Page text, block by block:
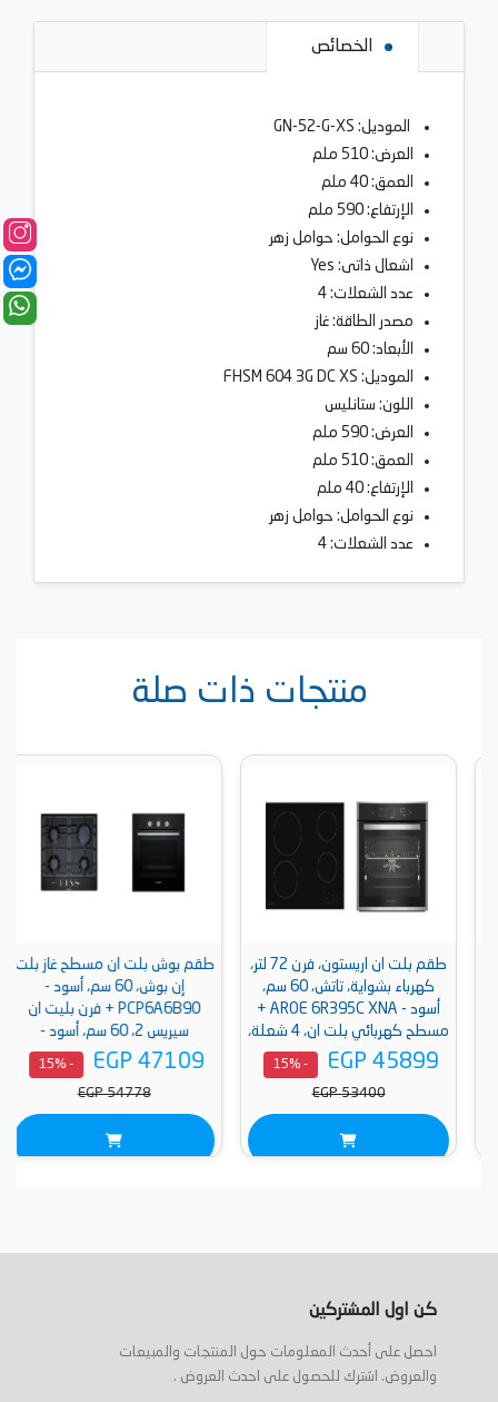
الخصائص
الموديل: GN-52-G-XS
العرض: 510 ملم
العمق: 40 ملم
الإرتفاع: 590 ملم
نوع الحوامل: حوامل زهر
اشعال ذاتى: Yes
عدد الشعلات: 4
مصدر الطاقة: غاز
الأبعاد: 60 سم
الموديل: FHSM 604 3G DC XS
اللون: ستانليس
العرض: 590 ملم
العمق: 510 ملم
الإرتفاع: 40 ملم
نوع الحوامل: حوامل زهر
عدد الشعلات: 4
منتجات ذات صلة
طقم بلت ان اريستون، فرن 72 لتر،
كهرباء بشواية، تاتش، 60 سم،
أسود - AROE 6R395C XNA +
مسطح كهربائي بلت ان، 4 شعلة،
اسود - HR 611 C A
EGP 45899
EGP 53400
طقم بوش بلت ان مسطح غاز بلت
إن بوش، 60 سم، أسود -
PCP6A6B90 + فرن بليت ان
سيريس 2، 60 سم، أسود -
HBF011BA1
EGP 47109
EGP 54778
كن اول المشتركين
احصل على أحدث المعلومات حول المنتجات والمبيعات
والعروض. اشترك للحصول على احدث العروض .